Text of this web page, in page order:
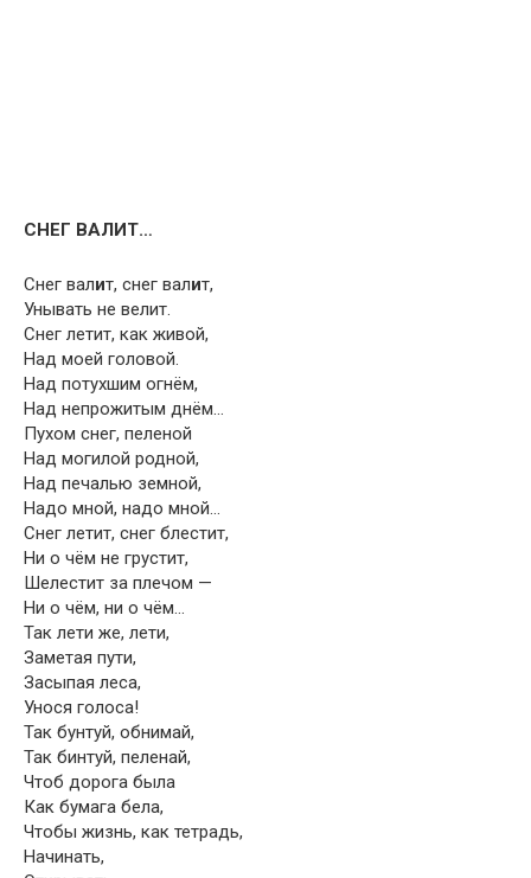
СНЕГ ВАЛИТ…
Снег валит, снег валит,
Унывать не велит.
Снег летит, как живой,
Над моей головой.
Над потухшим огнём,
Над непрожитым днём…
Пухом снег, пеленой
Над могилой родной,
Над печалью земной,
Надо мной, надо мной…
Снег летит, снег блестит,
Ни о чём не грустит,
Шелестит за плечом —
Ни о чём, ни о чём…
Так лети же, лети,
Заметая пути,
Засыпая леса,
Унося голоса!
Так бунтуй, обнимай,
Так бинтуй, пеленай,
Чтоб дорога была
Как бумага бела,
Чтобы жизнь, как тетрадь,
Начинать,